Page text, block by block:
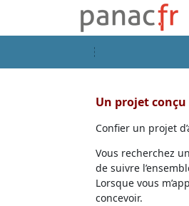
Un projet
Confier un projet
Vous recherchez
de suivre
Lorsque vous
concevoir.